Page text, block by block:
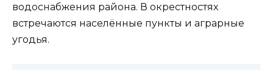
водоснабжения района. В окрестностях
встречаются населённые пункты и аграрные
угодья.